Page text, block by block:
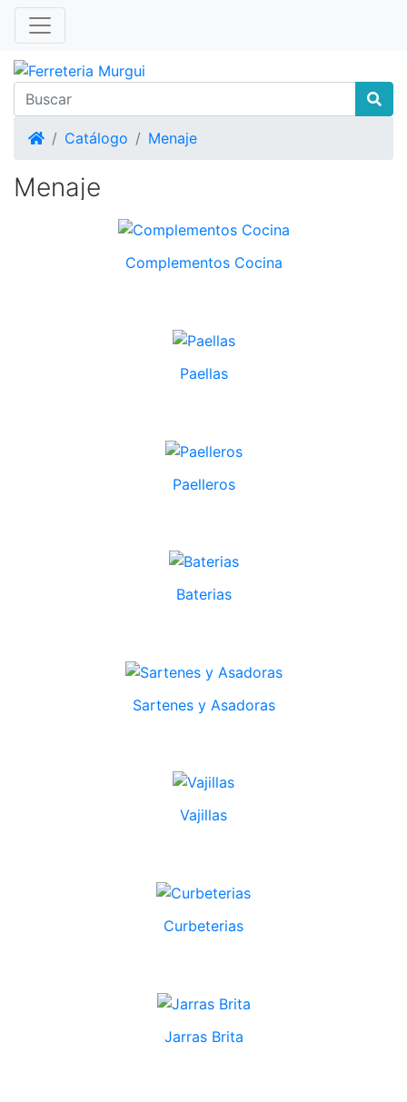
InicioCatálogo Menaje
Menaje
Complementos Cocina
Paellas
Paelleros
Baterias
Sartenes y Asadoras
Vajillas
Curbeterias
Jarras Brita